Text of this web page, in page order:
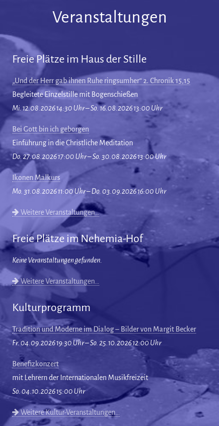
Veranstaltungen
Freie Plätze im Haus der Stille
„Und der Herr gab ihnen Ruhe ringsumher“ 2. Chronik 15,15
Begleitete Einzelstille mit Bogenschießen
Mi. 12.08.2026 14:30 Uhr – So. 16.08.2026 13:00 Uhr
Bei Gott bin ich geborgen
Einführung in die Christliche Meditation
Do. 27.08.2026 17:00 Uhr – So. 30.08.2026 13:00 Uhr
Ikonen Malkurs
Mo. 31.08.2026 11:00 Uhr – Do. 03.09.2026 16:00 Uhr
Weitere Veranstaltungen…
Freie Plätze im Nehemia-Hof
Keine Veranstaltungen gefunden.
Weitere Veranstaltungen…
Kulturprogramm
Tradition und Moderne im Dialog – Bilder von Margit Becker
Fr. 04.09.2026 19:30 Uhr – So. 25.10.2026 12:00 Uhr
Benefizkonzert
mit Lehrern der Internationalen Musikfreizeit
So. 04.10.2026 15:00 Uhr
Weitere Kultur-Veranstaltungen…